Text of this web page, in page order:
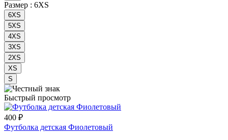
Размер : 6XS
6XS
5XS
4XS
3XS
2XS
XS
S
Быстрый просмотр
400 ₽
Футболка детская Фиолетовый